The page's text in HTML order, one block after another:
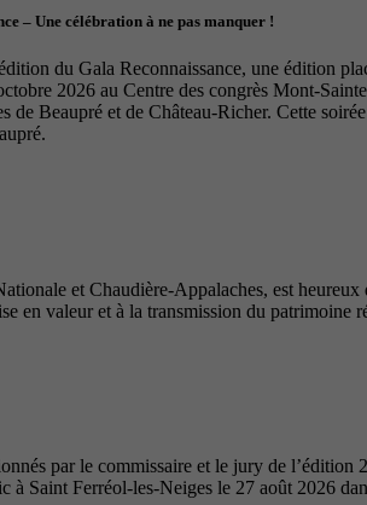
– Une célébration à ne pas manquer !
du Gala Reconnaissance, une édition
2026 au Centre des congrès Mont-
Beaupré et de Château-Richer. Cette
et Chaudière-Appalaches, est
en valeur et à la transmission du patrimoine
par le commissaire et le jury de
Saint Ferréol-les-Neiges le 27 août 2026